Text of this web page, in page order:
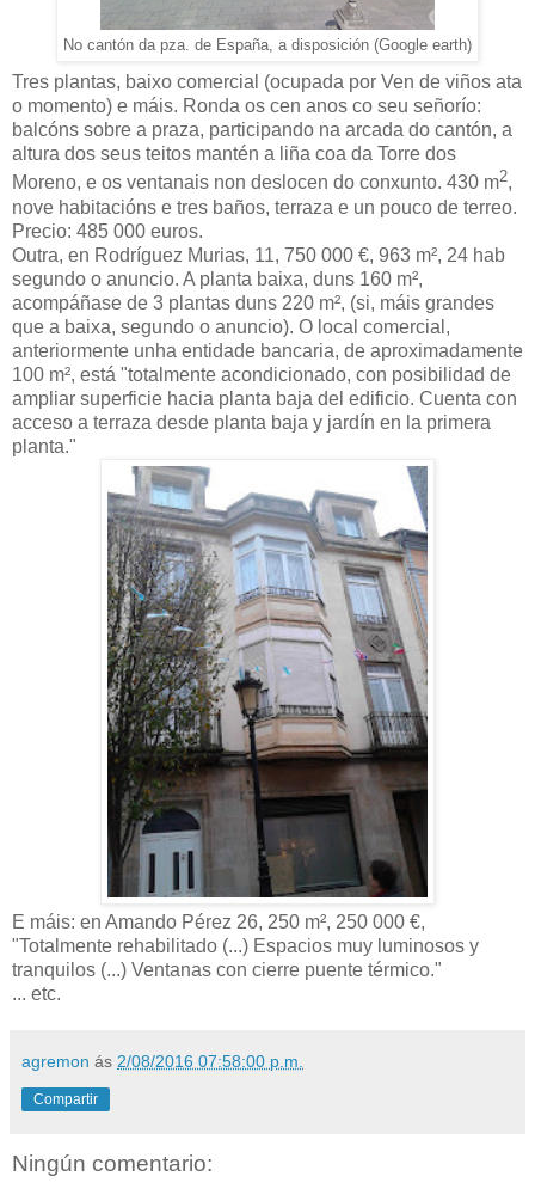
No cantón da pza. de España, a disposición (Google earth)
Tres plantas, baixo comercial (ocupada por Ven de viños ata
o momento) e máis. Ronda os cen anos co seu señorío:
balcóns sobre a praza, participando na arcada do cantón, a
altura dos seus teitos mantén a liña coa da Torre dos
Moreno, e os ventanais non deslocen do conxunto. 430 m2,
nove habitacións e tres baños, terraza e un pouco de terreo.
Precio: 485 000 euros.
Outra, en Rodríguez Murias, 11, 750 000 €, 963 m², 24 hab
segundo o anuncio. A planta baixa, duns 160 m²,
acompáñase de 3 plantas duns 220 m², (si, máis grandes
que a baixa, segundo o anuncio). O local comercial,
anteriormente unha entidade bancaria, de aproximadamente
100 m², está "totalmente acondicionado, con posibilidad de
ampliar superficie hacia planta baja del edificio. Cuenta con
acceso a terraza desde planta baja y jardín en la primera
planta."
E máis: en Amando Pérez 26, 250 m², 250 000 €,
"Totalmente rehabilitado (...) Espacios muy luminosos y
tranquilos (...) Ventanas con cierre puente térmico."
... etc.
agremon ás 2/08/2016 07:58:00 p.m.
Compartir
Ningún comentario: